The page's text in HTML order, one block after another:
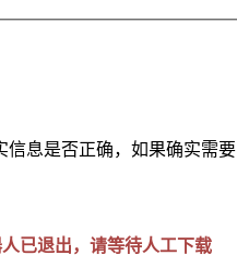
信息是否正确，如果确实需
已退出，请等待人工下载